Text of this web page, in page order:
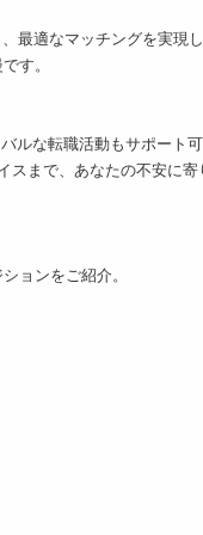
最適なマッチングを実現し
す。
な転職活動もサポート可
スまで、あなたの不安に
ョンをご紹介。